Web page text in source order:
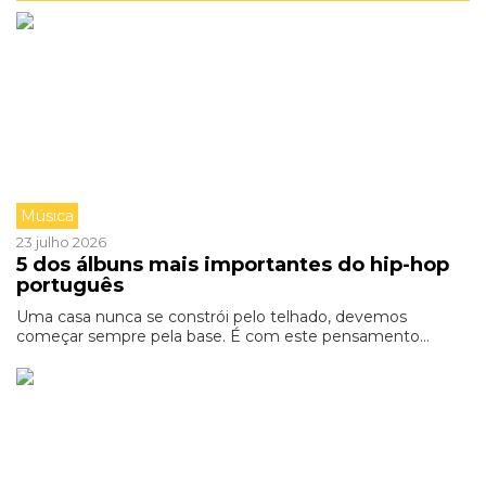
Música
23 julho 2026
5 dos álbuns mais importantes do hip-hop
português
Uma casa nunca se constrói pelo telhado, devemos
começar sempre pela base. É com este pensamento...